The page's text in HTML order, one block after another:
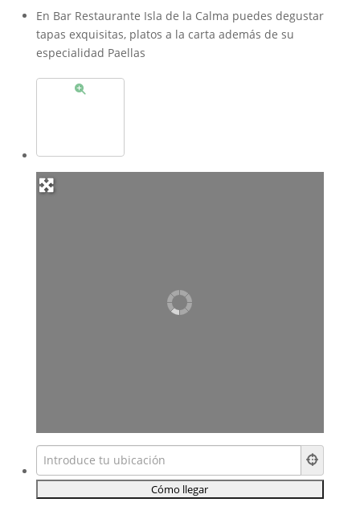
En Bar Restaurante Isla de la Calma puedes degustar
tapas exquisitas, platos a la carta además de su
especialidad Paellas